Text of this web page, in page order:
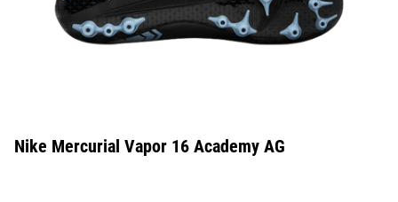
Nike Mercurial Vapor 16 Academy AG